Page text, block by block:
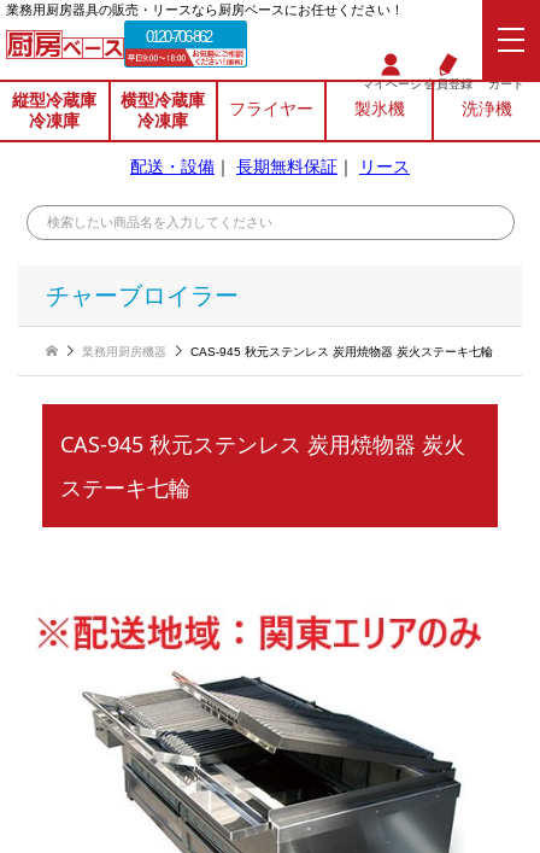
業務⽤厨房器具の販売・リースなら厨房ベースにお任せください！
0120-706-862
マイページ会員登録 カート
縦型冷蔵庫
冷凍庫
横型冷蔵庫
冷凍庫
フライヤー 製氷機 洗浄機
配送・設備 ｜ 長期無料保証 ｜ リース
チャーブロイラー
業務用厨房機器 CAS-945 秋元ステンレス 炭用焼物器 炭火ステーキ七輪
CAS-945 秋元ステンレス 炭用焼物器 炭火
ステーキ七輪